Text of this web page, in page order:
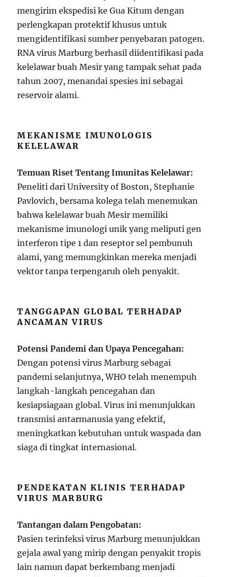
mengirim ekspedisi ke Gua Kitum dengan
perlengkapan protektif khusus untuk
mengidentifikasi sumber penyebaran patogen.
RNA virus Marburg berhasil diidentifikasi pada
kelelawar buah Mesir yang tampak sehat pada
tahun 2007, menandai spesies ini sebagai
reservoir alami.
MEKANISME IMUNOLOGIS
KELELAWAR
Temuan Riset Tentang Imunitas Kelelawar:
Peneliti dari University of Boston, Stephanie
Pavlovich, bersama kolega telah menemukan
bahwa kelelawar buah Mesir memiliki
mekanisme imunologi unik yang meliputi gen
interferon tipe 1 dan reseptor sel pembunuh
alami, yang memungkinkan mereka menjadi
vektor tanpa terpengaruh oleh penyakit.
TANGGAPAN GLOBAL TERHADAP
ANCAMAN VIRUS
Potensi Pandemi dan Upaya Pencegahan:
Dengan potensi virus Marburg sebagai
pandemi selanjutnya, WHO telah menempuh
langkah-langkah pencegahan dan
kesiapsiagaan global. Virus ini menunjukkan
transmisi antarmanusia yang efektif,
meningkatkan kebutuhan untuk waspada dan
siaga di tingkat internasional.
PENDEKATAN KLINIS TERHADAP
VIRUS MARBURG
Tantangan dalam Pengobatan:
Pasien terinfeksi virus Marburg menunjukkan
gejala awal yang mirip dengan penyakit tropis
lain namun dapat berkembang menjadi